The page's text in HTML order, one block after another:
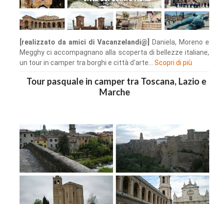
[realizzato da amici di Vacanzelandi@]
Daniela, Moreno e
Megghy ci accompagnano alla scoperta di bellezze italiane,
un tour in camper tra borghi e città d'arte... Scopri di più
Tour pasquale in camper tra Toscana, Lazio e
Marche